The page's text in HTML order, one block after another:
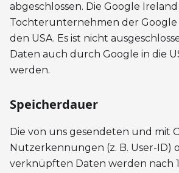
abgeschlossen. Die Google
Tochterunternehmen der Google
den USA. Es ist nicht
Daten auch durch Google in die
werden.
Speicherdauer
Die von uns gesendeten und mit
Nutzerkennungen (z. B. User-ID)
verknüpften Daten werden nach